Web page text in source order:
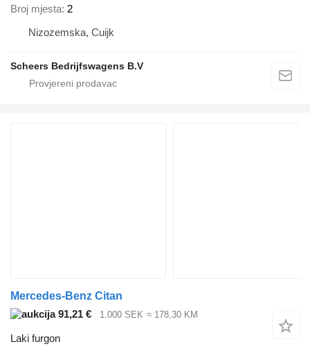
Broj mjesta 2
Nizozemska, Cuijk
Scheers Bedrijfswagens B.V
Mercedes-Benz Citan
91,21 €
1.000 SEK ≈ 178,30 KM
Laki furgon